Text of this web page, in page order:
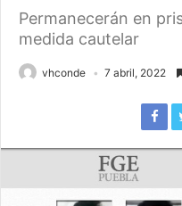
Permanecerán en
medida cautelar
vhconde 7 abril, 2022